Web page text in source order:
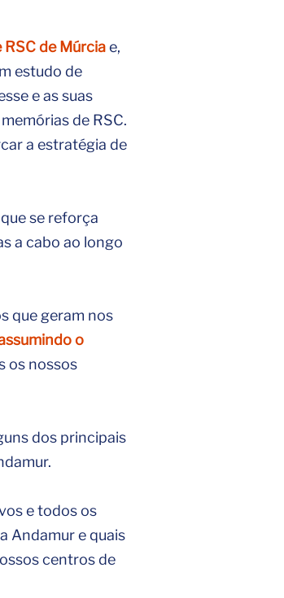
RSC de Múrciae,
estudo de
e as suas
de RSC.
a estratégia de
se reforça
a cabo ao longo
que geram nos
o
os nossos
dos principais
e todos os
Andamur e quais
centros de